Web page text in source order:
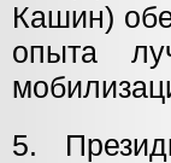
Кашин)
опыта
5.